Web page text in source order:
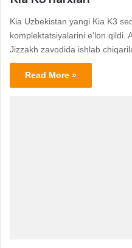
Kia Uzbekistan yangi Kia K3
komplektatsiyalarini e'lon qildi.
Jizzakh zavodida ishlab
Read More »